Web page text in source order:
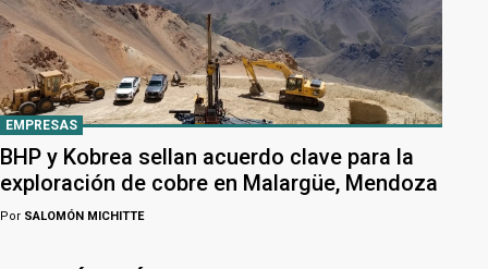
EMPRESAS
BHP y Kobrea sellan acuerdo clave para la
exploración de cobre en Malargüe, Mendoza
Por SALOMÓN MICHITTE